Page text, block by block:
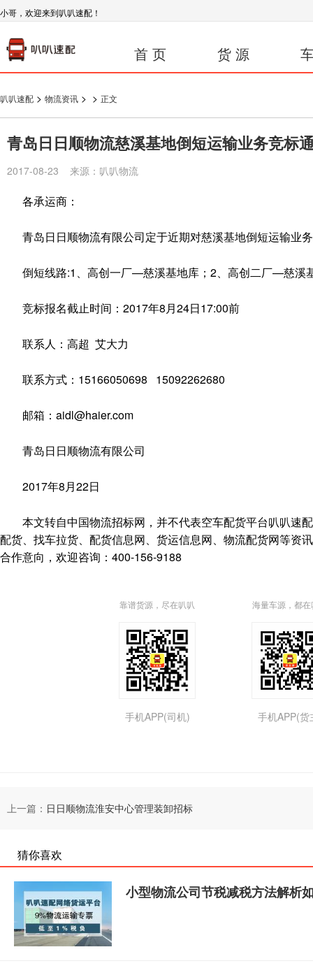
小哥，欢迎来到叭叭速配！
首 页 货 源
叭叭速配 > 物流资讯 > > 正文
青岛日日顺物流慈溪基地倒短运输业务竞标
2017-08-23 来源：叭叭物流
各承运商：
青岛日日顺物流有限公司定于近期对慈溪基地倒短运输业
倒短线路:1、高创一厂—慈溪基地库；2、高创二厂—慈溪
竞标报名截止时间：2017年8月24日17:00前
联系人：高超 艾大力
联系方式：15166050698 15092262680
邮箱：aidl@haier.com
青岛日日顺物流有限公司
2017年8月22日
本文转自中国物流招标网，并不代表空车配货平台叭叭速
配货、找车拉货、配货信息网、货运信息网、物流配货网等资
合作意向，欢迎咨询：400-156-9188
靠谱货源，尽在叭叭
手机APP(司机)
海量车源，都在
手机APP(货
上一篇： 日日顺物流淮安中心管理装卸招标
猜你喜欢
小型物流公司节税减税方法解析